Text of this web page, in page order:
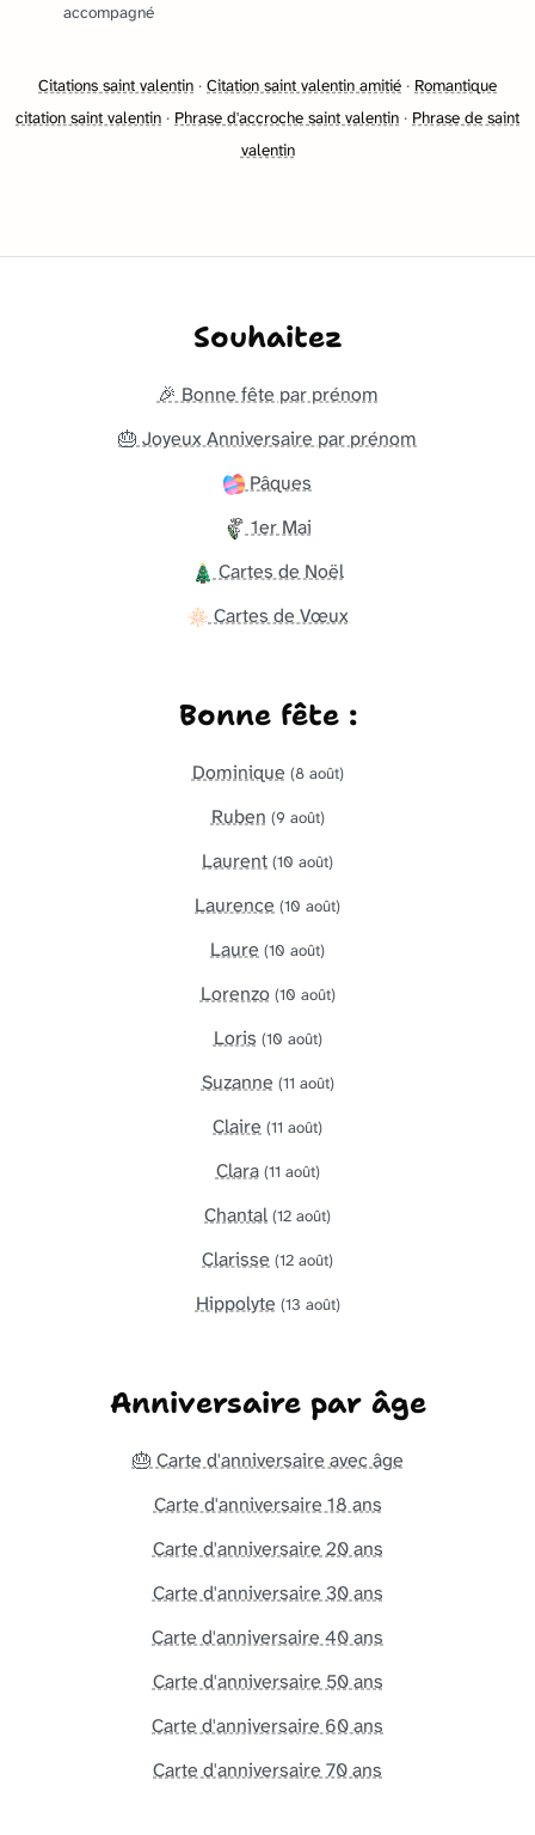
accompagné
Citations saint valentin · Citation saint valentin amitié · Romantique
citation saint valentin · Phrase d'accroche saint valentin · Phrase de saint
valentin
Souhaitez
🎉 Bonne fête par prénom
🎂 Joyeux Anniversaire par prénom
Pâques
1er Mai
Cartes de Noël
Cartes de Vœux
Bonne fête :
Dominique (8 août)
Ruben (9 août)
Laurent (10 août)
Laurence (10 août)
Laure (10 août)
Lorenzo (10 août)
Loris (10 août)
Suzanne (11 août)
Claire (11 août)
Clara (11 août)
Chantal (12 août)
Clarisse (12 août)
Hippolyte (13 août)
Anniversaire par âge
🎂 Carte d'anniversaire avec âge
Carte d'anniversaire 18 ans
Carte d'anniversaire 20 ans
Carte d'anniversaire 30 ans
Carte d'anniversaire 40 ans
Carte d'anniversaire 50 ans
Carte d'anniversaire 60 ans
Carte d'anniversaire 70 ans